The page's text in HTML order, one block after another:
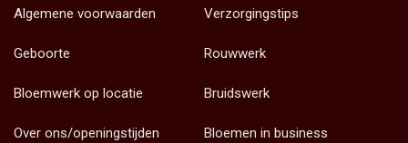
Algemene voorwaarden Verzorgingstips
Geboorte Rouwwerk
Bloemwerk op locatie Bruidswerk
Over ons/openingstijden Bloemen in business